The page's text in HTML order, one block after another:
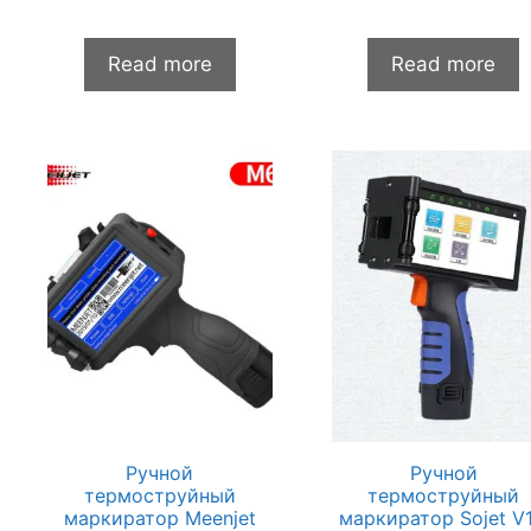
5
Read more
5
Read more
Ручной
термоструйный
маркиратор Meenjet
Ручной
термоструйный
маркиратор Sojet